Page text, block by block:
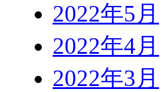
2022年5月
2022年4月
2022年3月